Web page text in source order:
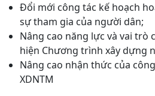
Đổi mới công tác kế hoạch
sự tham gia của người dân;
Nâng cao năng lực và vai
hiện Chương trình xây dựng
Nâng cao nhận thức của
XDNTM